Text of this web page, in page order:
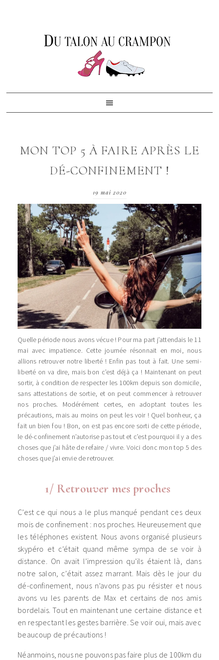
MON TOP 5 À FAIRE APRÈS LE
DÉ-CONFINEMENT !
19 mai 2020
Quelle période nous avons vécue ! Pour ma part j’attendais le 11
mai avec impatience. Cette journée résonnait en moi, nous
allions retrouver notre liberté ! Enfin pas tout à fait. Une semi-
liberté on va dire, mais bon c’est déjà ça ! Maintenant on peut
sortir, à condition de respecter les 100km depuis son domicile,
sans attestations de sortie, et on peut commencer à retrouver
nos proches. Modérément certes, en adoptant toutes les
précautions, mais au moins on peut les voir ! Quel bonheur, ça
fait un bien fou ! Bon, on est pas encore sorti de cette période,
le dé-confinement n’autorise pas tout et c’est pourquoi il y a des
choses que j’ai hâte de refaire / vivre. Voici donc mon top 5 des
choses que j’ai envie de retrouver.
1/ Retrouver mes proches
C’est ce qui nous a le plus manqué pendant ces deux
mois de confinement : nos proches. Heureusement que
les téléphones existent. Nous avons organisé plusieurs
skypéro et c’était quand même sympa de se voir à
distance. On avait l’impression qu’ils étaient là, dans
notre salon, c’était assez marrant. Mais dès le jour du
dé-confinement, nous n’avons pas pu résister et nous
avons vu les parents de Max et certains de nos amis
bordelais. Tout en maintenant une certaine distance et
en respectant les gestes barrière. Se voir oui, mais avec
beaucoup de précautions !
Néanmoins, nous ne pouvons pas faire plus de 100km du